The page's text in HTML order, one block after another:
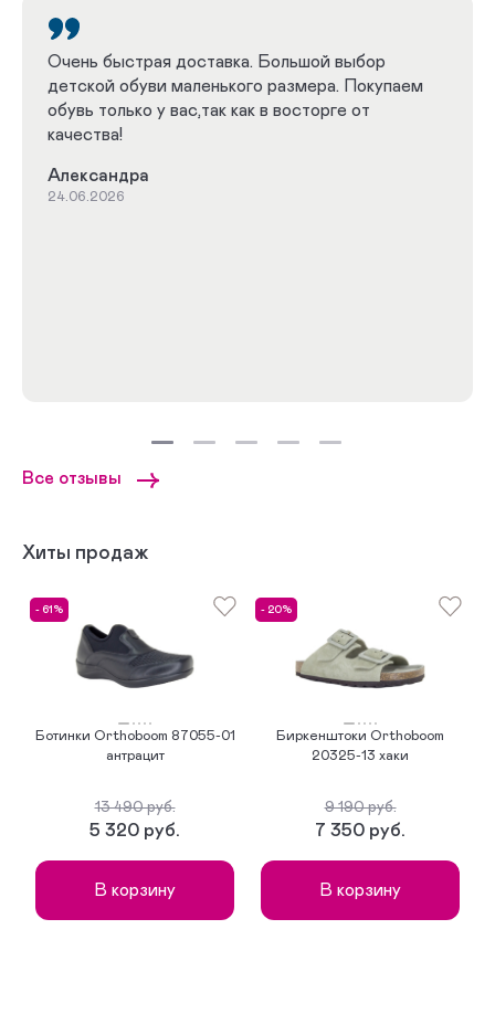
Очень быстрая доставка. Большой выбор
детской обуви маленького размера. Покупаем
обувь только у вас,так как в восторге от
качества!
Александра
24.06.2026
Все отзывы
Хиты продаж
- 61%
Ботинки Orthoboom 87055-01
антрацит
13 490 руб.
5 320 руб.
В корзину
- 20%
Биркенштоки Orthoboom
20325-13 хаки
9 190 руб.
7 350 руб.
В корзину